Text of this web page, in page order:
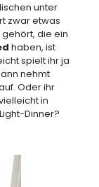
unter
zwar etwas
die ein
haben, ist
spielt ihr ja
nehmt
Oder ihr
in
Dinner?